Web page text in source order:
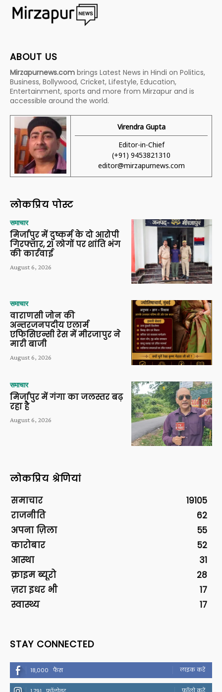
ABOUT US
Mirzapurnews.com brings Latest News in Hindi on Politics,
Business, Bollywood, Cricket, Lifestyle, Education,
Entertainment, sports and more from Mirzapur and is
accessible around the world.
Virendra Gupta
Editor-in-Chief
(+91) 9453821310
editor@mirzapurnews.com
लोकप्रिय पोस्ट
समाचार
मिर्जापुर में दुष्कर्म के दो आरोपी
गिरफ्तार, 21 लोगों पर शांति भंग
की कार्रवाई
August 6, 2026
समाचार
वाराणसी जोन की
अन्तरजनपदीय एलार्म
एफिसिएन्सी रेस में मीरजापुर ने
मारी बाजी
August 6, 2026
समाचार
मिर्जापुर में गंगा का जलस्तर बढ़
रहा है
August 6, 2026
लोकप्रिय श्रेणियां
समाचार
19105
राजनीति
62
अपना ज़िला
55
कारोबार
52
आस्था
31
क्राइम ब्यूरो
28
ज़रा इधर भी
17
स्वास्थ्य
17
STAY CONNECTED
18,000 फैंस लाइक करें